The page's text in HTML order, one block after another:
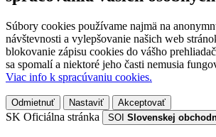
Súbory cookies používame najmä na
návštevnosti a vylepšovanie našich web
blokovanie zápisu cookies do vášho
sa spomalí a niektoré jeho časti nemusia
Viac info k spracúvaniu cookies.
Odmietnuť Nastaviť Akceptovať
SK Oficiálna stránka SOI Slovenskej